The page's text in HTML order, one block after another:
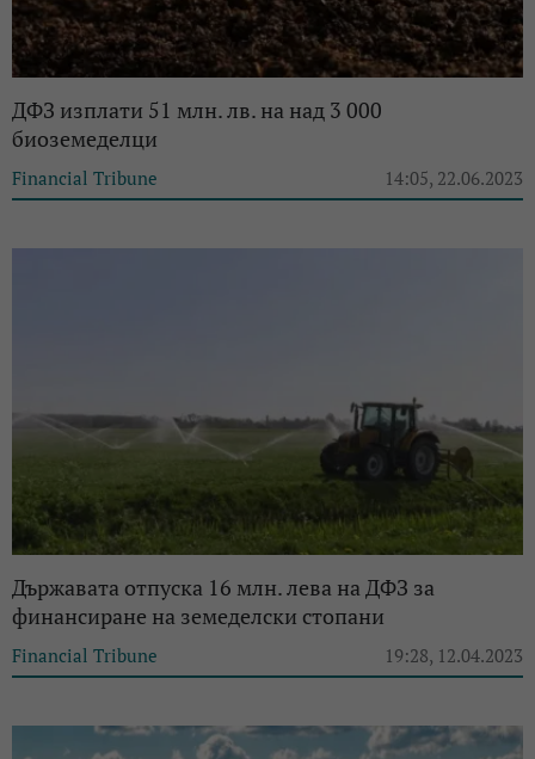
ДФЗ изплати 51 млн. лв. на над 3 000
биоземеделци
Financial Tribune 14:05, 22.06.2023
Държавата отпуска 16 млн. лева на ДФЗ за
финансиране на земеделски стопани
Financial Tribune 19:28, 12.04.2023